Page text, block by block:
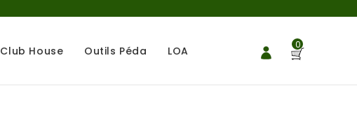
0
Club House Outils Péda LOA